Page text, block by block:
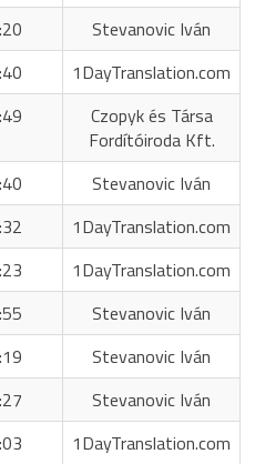
Stevanovic Iván
1DayTranslation.com
Czopyk és Társa
Fordítóiroda Kft.
Stevanovic Iván
1DayTranslation.com
1DayTranslation.com
Stevanovic Iván
Stevanovic Iván
Stevanovic Iván
1DayTranslation.com